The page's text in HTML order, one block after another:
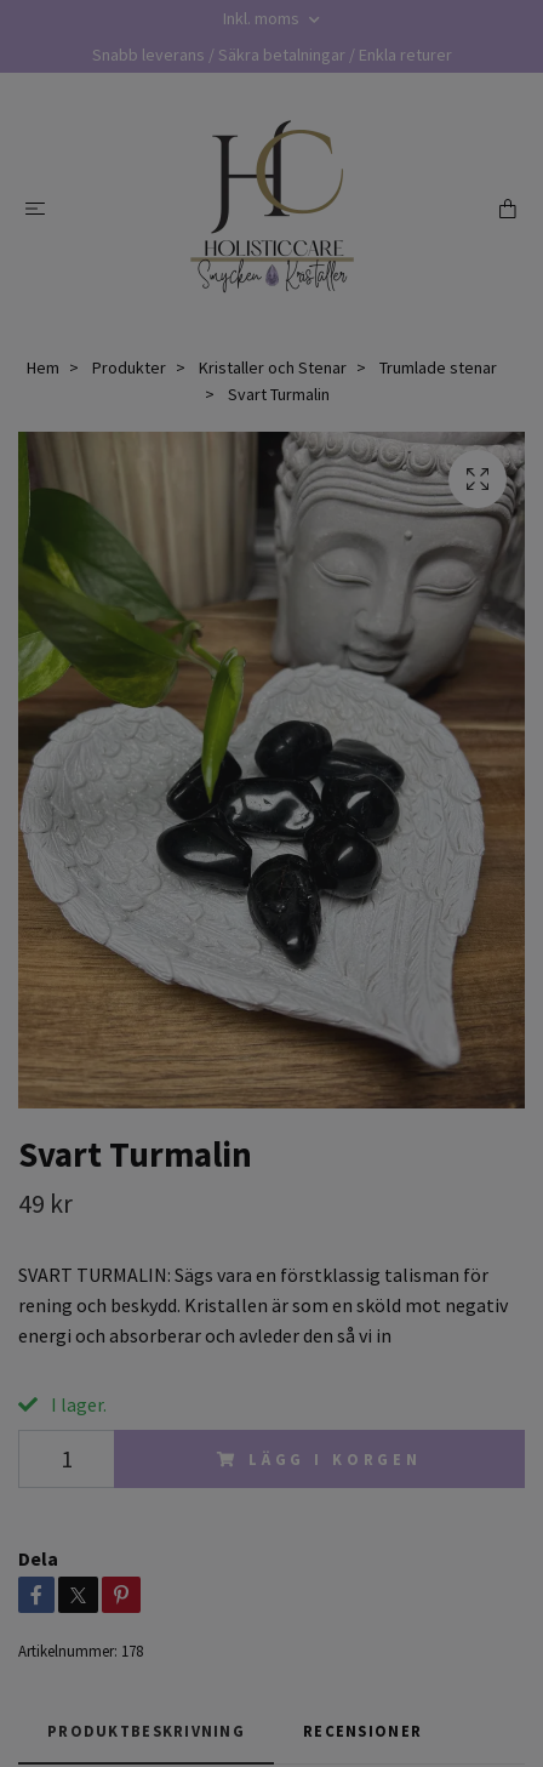
Inkl. moms
Snabb leverans / Säkra betalningar / Enkla returer
Hem Produkter Kristaller och Stenar
Trumlade stenar
Svart Turmalin
Svart Turmalin
49 kr
SVART TURMALIN: Sägs vara en förstklassig talisman för
rening och beskydd. Kristallen är som en sköld mot negativ
energi och absorberar och avleder den så vi in
I lager.
LÄGG I KORGEN
Dela
Artikelnummer: 178
PRODUKTBESKRIVNING RECENSIONER